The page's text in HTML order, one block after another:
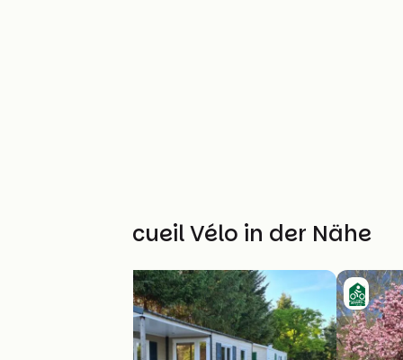
Weitere Accueil Vélo in der Nähe